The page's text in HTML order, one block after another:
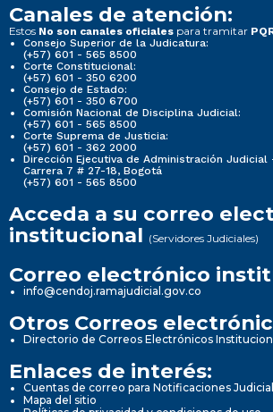
Canales de atención:
Estos No son canales oficiales para tramitar
Consejo Superior de la Judicatura:
(+57) 601 - 565 8500
Corte Constitucional:
(+57) 601 - 350 6200
Consejo de Estado:
(+57) 601 - 350 6700
Comisión Nacional de Disciplina Judicial:
(+57) 601 - 565 8500
Corte Suprema de Justicia:
(+57) 601 - 362 2000
Dirección Ejecutiva de Administración Judicial
Carrera 7 # 27-18, Bogotá
(+57) 601 - 565 8500
Acceda a su correo
institucional (Servidores Judiciales)
Correo electrónico
info@cendoj.ramajudicial.gov.co
Otros Correos
Directorio de Correos Electrónicos
Enlaces de interés:
Cuentas de correo para Notificaciones
Mapa del sitio